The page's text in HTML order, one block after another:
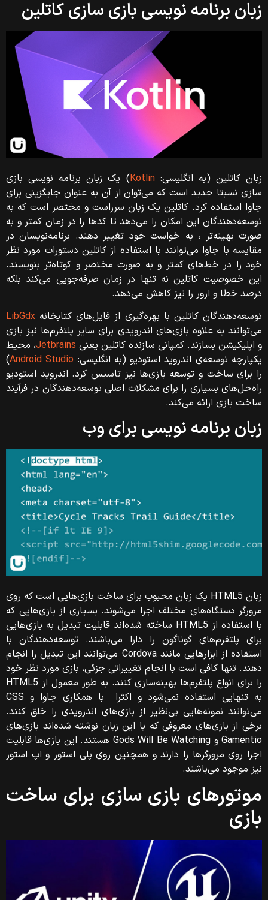
زبان برنامه نویسی بازی سازی کاتلین
زبان کاتلین (به انگلیسی: Kotlin) یک زبان برنامه نویسی بازی
سازی نسبتا جدید است که می‌توان از آن به عنوان جایگزینی برای
جاوا استفاده کرد. کاتلین یک زبان سرراست و مختصر است که به
توسعه‌دهندگان این امکان را می‌دهد تا کدها را در زمان کمتر و به
صورت بهینه‌تر ، به خواست خود تغییر دهند. برنامه‌نویسان در
مقایسه با جاوا می‌توانند با استفاده از کاتلین دستورات مورد نظر
خود را در خط‌های کمتر و به صورت مختصر و کوتاه‌تر بنویسند.
این خصوصیت کاتلین نه تنها در زمان صرفه‌جویی می‌کند بلکه
درصد خطا و ارور را نیز کاهش می‌دهد.
توسعه‌دهندگان کاتلین با بهره‌گیری از فایل‌های کتابخانه LibGdx
می‌توانند به علاوه بازی‌های اندرویدی برای سایر پلتفرم‌ها نیز بازی
و اپلیکیشن بسازند. کمپانی سازنده کاتلین یعنی Jetbrains، محیط
یکپارچه توسعه‌ی اندروید استودیو (به انگلیسی: Android Studio
)
را برای ساخت و توسعه بازی‌ها نیز تاسیس کرد. اندروید استودیو
راه‌حل‌های بسیاری را برای مشکلات اصلی توسعه‌دهندگان در فرآیند
ساخت بازی ارائه می‌کند.
زبان برنامه نویسی برای وب
زبان HTML5 یک زبان محبوب برای ساخت بازی‌هایی است که روی
مرورگر دستگاه‌های مختلف اجرا می‌شوند. بسیاری از بازی‌هایی که
با استفاده از HTML5 ساخته شده‌اند قابلیت تبدیل به بازی‌هایی
برای پلتفرم‌های گوناگون را دارا می‌باشند. توسعه‌دهندگان با
استفاده از ابزارهایی مانند Cordova می‌توانند این تبدیل را انجام
دهند. تنها کافی است با انجام تغییراتی جزئی، بازی مورد نظر خود
را برای انواع پلتفر‌م‌ها بهینه‌سازی کنند. به طور معمول از HTML5
به تنهایی استفاده نمی‌شود و اکثرا با همکاری جاوا و CSS
می‌توانند نمونه‌هایی بی‌نظیر از بازی‌های اندرویدی را خلق کنند.
برخی از بازی‌های معروفی که با این زبان نوشته شده‌اند بازی‌های
Gamentio و Gods Will Be Watching هستند. این بازی‌ها قابلیت
اجرا روی مرورگرها را دارند و همچنین روی پلی استور و اپ استور
نیز موجود می‌باشند.
موتورهای بازی سازی برای ساخت
بازی